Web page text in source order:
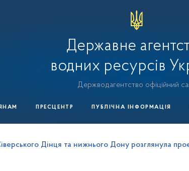
Державне
водних ресурсів
Держводагентство офіційний
ПРЕСЦЕНТР ПУБЛІЧНА ІНФОРМАЦІЯ
Дінця та нижнього Дону розглянула